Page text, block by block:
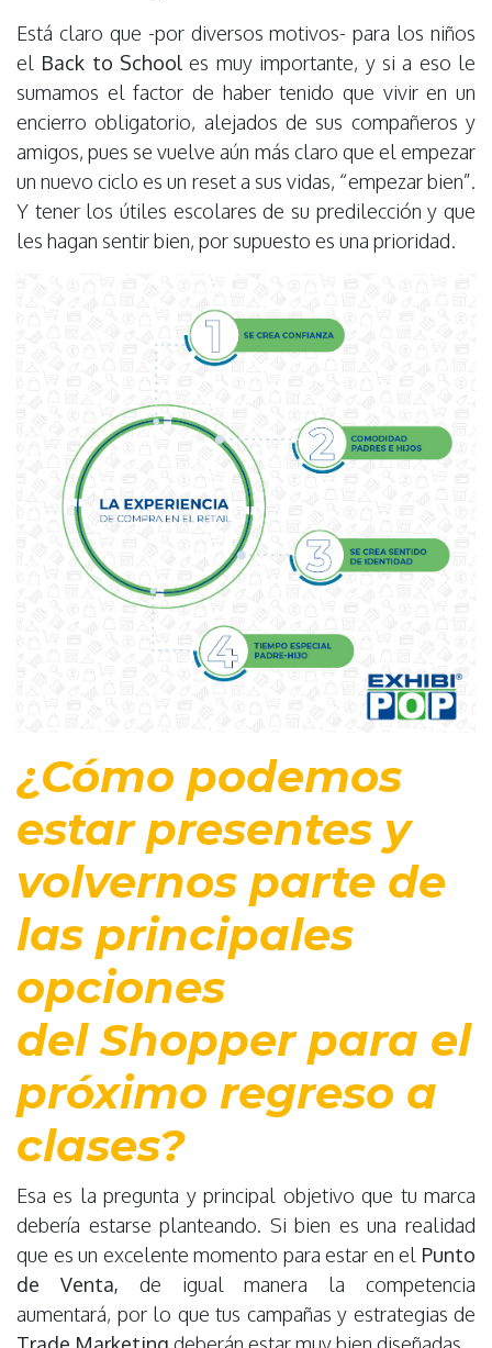
Está claro que -por diversos motivos- para los niños
el Back to School es muy importante, y si a eso le
sumamos el factor de haber tenido que vivir en un
encierro obligatorio, alejados de sus compañeros y
amigos, pues se vuelve aún más claro que el empezar
un nuevo ciclo es un reset a sus vidas, “empezar bien”.
Y tener los útiles escolares de su predilección y que
les hagan sentir bien, por supuesto es una prioridad.
¿Cómo podemos
estar presentes y
volvernos parte de
las principales
opciones
delShopperpara el
próximo regreso a
clases?
Esa es la pregunta y principal objetivo que tu marca
debería estarse planteando. Si bien es una realidad
que es un excelente momento para estar en el Punto
de Venta, de igual manera la competencia
aumentará, por lo que tus campañas y estrategias de